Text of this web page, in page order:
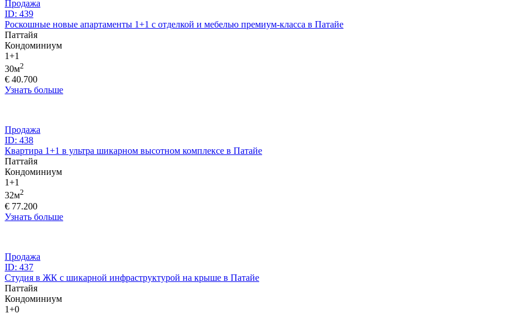
Продажа
ID: 439
Роскошные новые апартаменты 1+1 с отделкой и мебелью премиум-класса в Патайе
Паттайя
Кондоминиум
1+1
30м2
€ 40.700
Узнать больше
Продажа
ID: 438
Квартира 1+1 в ультра шикарном высотном комплексе в Патайе
Паттайя
Кондоминиум
1+1
32м2
€ 77.200
Узнать больше
Продажа
ID: 437
Студия в ЖК с шикарной инфраструктурой на крыше в Патайе
Паттайя
Кондоминиум
1+0